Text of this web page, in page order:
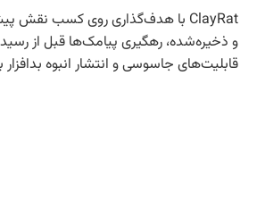
و ذخیره‌شده، رهگیری پیامک‌ها قبل از
قابلیت‌های جاسوسی و انتشار انبوه